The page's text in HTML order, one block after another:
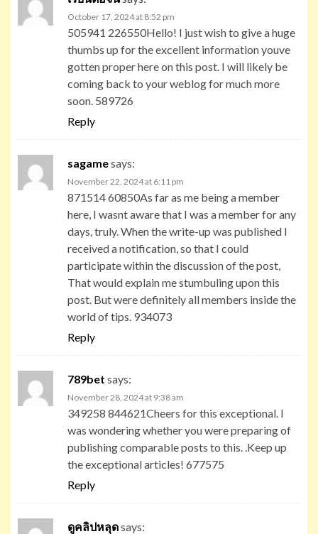
October 17, 2024 at 8:52 pm
505941 226550Hello! I just wish to give a huge
thumbs up for the excellent information youve
gotten proper here on this post. I will likely be
coming back to your weblog for much more
soon. 589726
Reply
sagamesays:
November 22, 2024 at 6:11 pm
871514 60850As far as me being a member
here, I wasnt aware that I was a member for any
days, truly. When the write-up was published I
received a notification, so that I could
participate within the discussion of the post,
That would explain me stumbuling upon this
post. But were definitely all members inside the
world of tips. 934073
Reply
789bet says:
November 28, 2024 at 9:38 am
349258 844621Cheers for this exceptional. I
was wondering whether you were preparing of
publishing comparable posts to this. .Keep up
the exceptional articles! 677575
Reply
ดูคลิปหลุดsays: